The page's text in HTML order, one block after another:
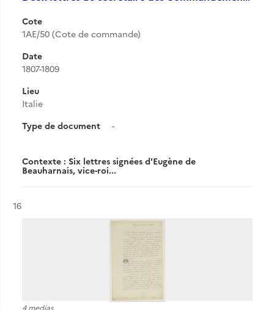
Cote
1AE/50 (Cote de commande)
Date
1807-1809
Lieu
Italie
Type de document
-
Contexte : Six lettres signées d'Eugène de
Beauharnais, vice-roi...
Résultat n°
16
4 medias